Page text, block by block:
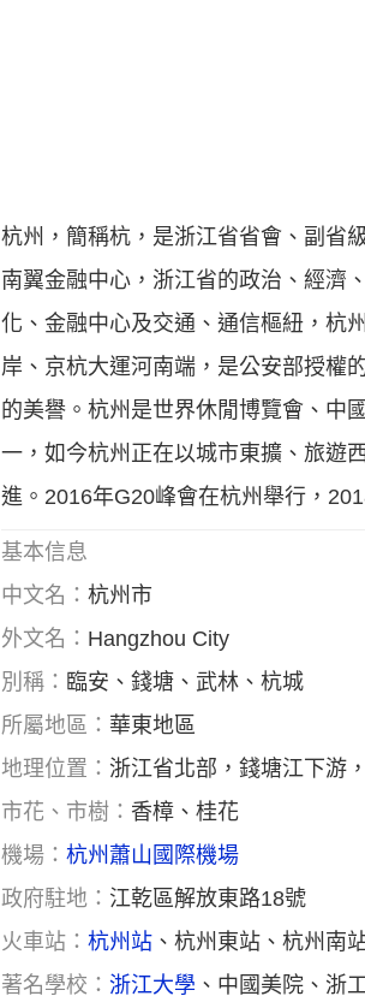
杭州，簡稱杭，是浙江省省會、副省
南翼金融中心，浙江省的政治、經濟
化、金融中心及交通、通信樞紐，杭
岸、京杭大運河南端，是公安部授權
的美譽。杭州是世界休閒博覽會、中
一，如今杭州正在以城市東擴、旅遊
進。2016年G20峰會在杭州舉行，
基本信息
中文名：杭州市
外文名： Hangzhou City
別稱： 臨安、錢塘、武林、杭城
所屬地區： 華東地區
地理位置：浙江省北部，錢塘江下游
市花、市樹： 香樟、桂花
機場：杭州蕭山國際機場
政府駐地： 江乾區解放東路18號
火車站：杭州站 、杭州東站、杭州南
著名學校：浙江大學 、中國美院、浙